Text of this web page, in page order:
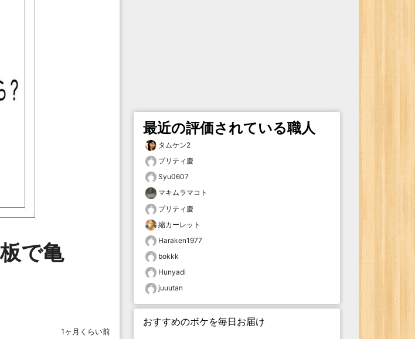
で亀
1ヶ月くらい前
最近の評価されている職人
タムケン2
プリティ慶
Syu0607
マキムラマコト
プリティ慶
縮カーレット
Haraken1977
bokkk
Hunyadi
juuutan
おすすめのボケを毎日お届け